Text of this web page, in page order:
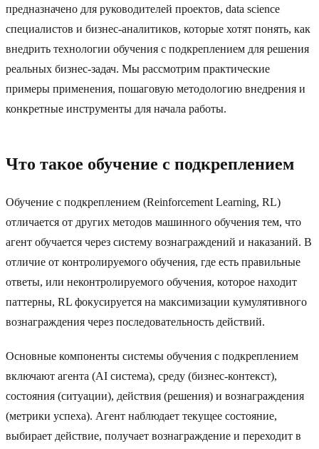
предназначено для руководителей проектов, data science
специалистов и бизнес-аналитиков, которые хотят понять, как
внедрить технологии обучения с подкреплением для решения
реальных бизнес-задач. Мы рассмотрим практические
примеры применения, пошаговую методологию внедрения и
конкретные инструменты для начала работы.
Что такое обучение с подкреплением
Обучение с подкреплением (Reinforcement Learning, RL)
отличается от других методов машинного обучения тем, что
агент обучается через систему вознаграждений и наказаний. В
отличие от контролируемого обучения, где есть правильные
ответы, или неконтролируемого обучения, которое находит
паттерны, RL фокусируется на максимизации кумулятивного
вознаграждения через последовательность действий.
Основные компоненты системы обучения с подкреплением
включают агента (AI система), среду (бизнес-контекст),
состояния (ситуации), действия (решения) и вознаграждения
(метрики успеха). Агент наблюдает текущее состояние,
выбирает действие, получает вознаграждение и переходит в